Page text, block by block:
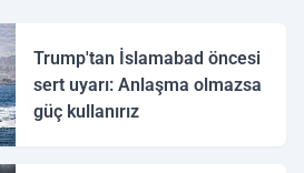
Trump'tan İslamabad öncesi
sert uyarı: Anlaşma olmazsa
güç kullanırız